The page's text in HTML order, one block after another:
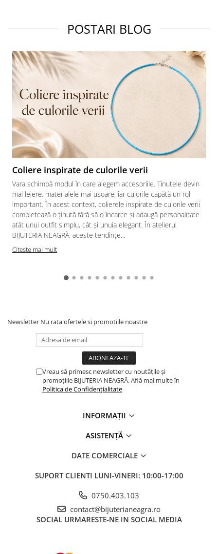
POSTARI BLOG
Coliere inspirate de culorile verii
Vara schimbă modul în care alegem accesoriile. Ținutele devin
mai lejere, materialele mai ușoare, iar culorile capătă un rol
important. În acest context, colierele inspirate de culorile verii
completează o ținută fără să o încarce și adaugă personalitate
atât unui outfit simplu, cât și unuia elegant. În atelierul
BIJUTERIA NEAGRĂ, aceste tendințe...
Citeste mai mult
Newsletter Nu rata ofertele si promotiile noastre
Vreau să primesc newsletter cu noutățile și
promoțiile BIJUTERIA NEAGRĂ. Află mai multe în
Politica de Confidențialitate
INFORMAȚII
ASISTENȚĂ
DATE COMERCIALE
SUPORT CLIENTI LUNI-VINERI: 10:00-17:00
0750.403.103
contact@bijuterianeagra.ro
SOCIAL URMARESTE-NE IN SOCIAL MEDIA